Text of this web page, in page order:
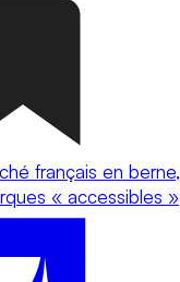
français en
« accessibles »